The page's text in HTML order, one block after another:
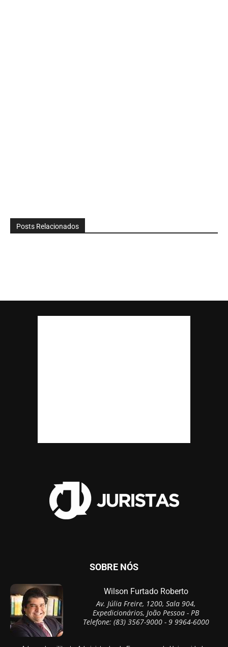
Posts Relacionados
SOBRE NÓS
Wilson Furtado Roberto
Av. Júlia Freire, 1200, Sala 904,
Expedicionários, João Pessoa - PB
Telefone: (83) 3567-9000 - 9 9964-6000